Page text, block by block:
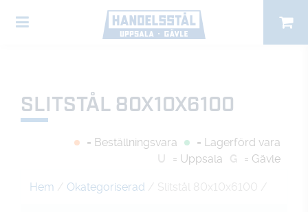
SLITSTÅL 80X10X6100
= Beställningsvara
= Lagerförd vara
U
= Uppsala G = Gävle
Hem / Okategoriserad / Slitstål 80x10x6100 /